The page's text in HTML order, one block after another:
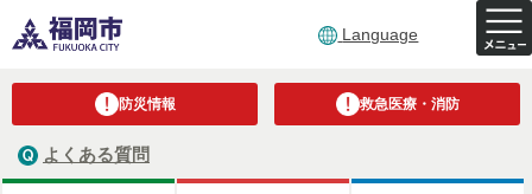
Language
防災情報 救急医療・消防
よくある質問